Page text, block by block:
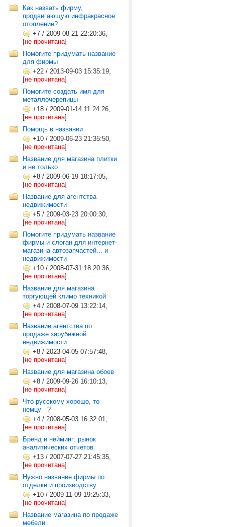
Как назвать фирму,
продвигающую инфракрасное
отопление?
+7 / 2009-08-21 22:20:36,
[не прочитана]
Помогите придумать название
для фирмы
+22 / 2013-09-03 15:35:19,
[не прочитана]
Помогите создать имя для
металлочерепицы
+18 / 2009-01-14 11:24:26,
[не прочитана]
Помощь в названии
+10 / 2009-06-23 21:35:50,
[не прочитана]
Название для магазина плитки
и не только
+8 / 2009-06-19 18:17:05,
[не прочитана]
Название для агентства
недвижимости
+5 / 2009-03-23 20:00:30,
[не прочитана]
Помогите придумать название
фирмы и слоган для интернет-
магазина автозапчастей... и
недвижимости
+10 / 2008-07-31 18:20:36,
[не прочитана]
Название для магазина
торгующей климо техникой
+4 / 2008-07-09 13:22:14,
[не прочитана]
Название агентства по
продаже зарубежной
недвижимости
+8 / 2023-04-05 07:57:48,
[не прочитана]
Название для магазина обоев
+8 / 2009-09-26 16:10:13,
[не прочитана]
Что русскому хорошо, то
немцу - ?
+4 / 2008-05-03 16:32:01,
[не прочитана]
Бренд и нейминг: рынок
аналитических отчетов
+13 / 2007-07-27 21:45:35,
[не прочитана]
Нужно название фирмы по
отделке и производству
+10 / 2009-11-09 19:25:33,
[не прочитана]
Название магазина по продаже
мебели